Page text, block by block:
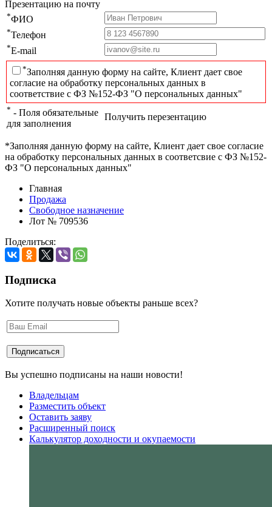
Презентацию на почту
*ФИО
*Телефон
*E-mail
*Заполняя данную форму на сайте, Клиент дает свое
согласие на обработку персональных данных в
соответствие с ФЗ №152-ФЗ "О персональных данных"
* - Поля обязательные
для заполнения
Получить перезентацию
*Заполняя данную форму на сайте, Клиент дает свое согласие
на обработку персональных данных в соответсвие с ФЗ №152-
ФЗ "О персональных данных"
Главная
Продажа
Свободное назначение
Лот № 709536
Поделиться:
Подписка
Хотите получать новые объекты раньше всех?
Вы успешно подписаны на наши новости!
Владельцам
Разместить объект
Оставить заяву
Расширенный поиск
Калькулятор доходности и окупаемости